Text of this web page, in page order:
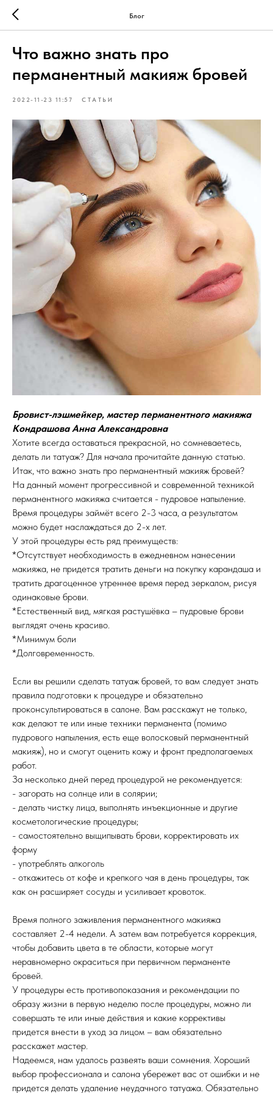
Блог
Что важно знать про
перманентный макияж бровей
2022-11-23 11:57 СТАТЬИ
Бровист-лэшмейкер, мастер перманентного макияжа
Кондрашова Анна Александровна
Хотите всегда оставаться прекрасной, но сомневаетесь,
делать ли татуаж? Для начала прочитайте данную статью.
Итак, что важно знать про перманентный макияж бровей?
На данный момент прогрессивной и современной техникой
перманентного макияжа считается - пудровое напыление.
Время процедуры займёт всего 2-3 часа, а результатом
можно будет наслаждаться до 2-х лет.
У этой процедуры есть ряд преимуществ:
*Отсутствует необходимость в ежедневном нанесении
макияжа, не придется тратить деньги на покупку карандаша и
тратить драгоценное утреннее время перед зеркалом, рисуя
одинаковые брови.
*Естественный вид, мягкая растушёвка – пудровые брови
выглядят очень красиво.
*Минимум боли
*Долговременность.
Если вы решили сделать татуаж бровей, то вам следует знать
правила подготовки к процедуре и обязательно
проконсультироваться в салоне. Вам расскажут не только,
как делают те или иные техники перманента (помимо
пудрового напыления, есть еще волосковый перманентный
макияж), но и смогут оценить кожу и фронт предполагаемых
работ.
За несколько дней перед процедурой не рекомендуется:
- загорать на солнце или в солярии;
- делать чистку лица, выполнять инъекционные и другие
косметологические процедуры;
- самостоятельно выщипывать брови, корректировать их
форму
- употреблять алкоголь
- откажитесь от кофе и крепкого чая в день процедуры, так
как он расширяет сосуды и усиливает кровоток.
Время полного заживления перманентного макияжа
составляет 2-4 недели. А затем вам потребуется коррекция,
чтобы добавить цвета в те области, которые могут
неравномерно окраситься при первичном перманенте
бровей.
У процедуры есть противопоказания и рекомендации по
образу жизни в первую неделю после процедуры, можно ли
совершать те или иные действия и какие коррективы
придется внести в уход за лицом – вам обязательно
расскажет мастер.
Надеемся, нам удалось развеять ваши сомнения. Хороший
выбор профессионала и салона убережет вас от ошибки и не
придется делать удаление неудачного татуажа. Обязательно